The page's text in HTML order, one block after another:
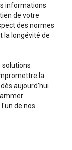
informations
de votre
des normes
la longévité de
solutions
la
aujourd'hui
de nos